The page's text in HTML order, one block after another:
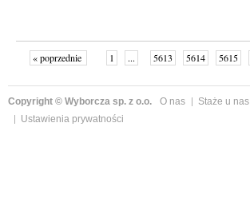
« poprzednie 1 ... 5613 5614 5615
Copyright © Wyborcza sp. z o.o. O nas Staże u nas
Ustawienia prywatności